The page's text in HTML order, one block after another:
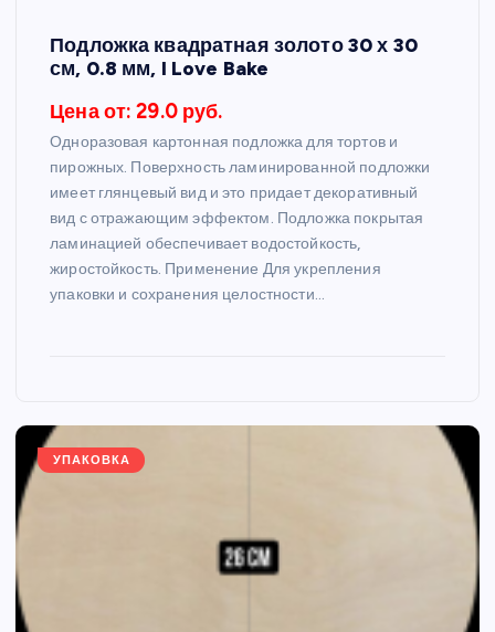
Подложка квадратная золото 30 х 30
см, 0.8 мм, I Love Bake
Цена от: 29.0 руб.
Одноразовая картонная подложка для тортов и
пирожных. Поверхность ламинированной подложки
имеет глянцевый вид и это придает декоративный
вид с отражающим эффектом. Подложка покрытая
ламинацией обеспечивает водостойкость,
жиростойкость. Применение Для укрепления
упаковки и сохранения целостности…
УПАКОВКА